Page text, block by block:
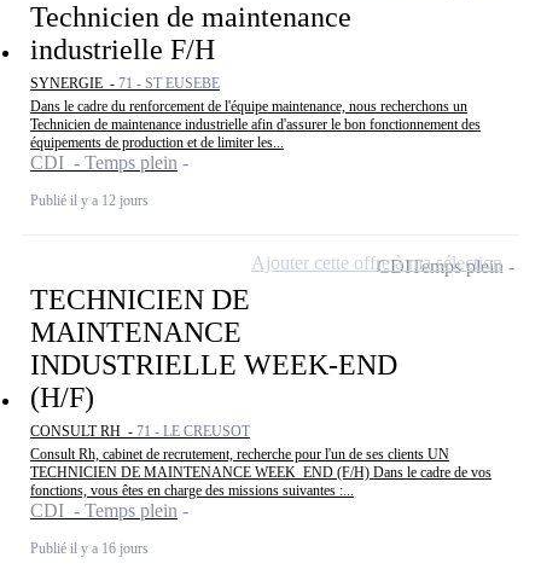
Technicien de maintenance
industrielle F/H
SYNERGIE - 71 - ST EUSEBE
Dans le cadre du renforcement de l'équipe maintenance, nous recherchons un
Technicien de maintenance industrielle afin d'assurer le bon fonctionnement des
équipements de production et de limiter les...
CDI - Temps plein
Publié il y a 12 jours
TECHNICIEN DE
MAINTENANCE
INDUSTRIELLE WEEK-END
(H/F)
CONSULT RH - 71 - LE CREUSOT
Consult Rh, cabinet de recrutement, recherche pour l'un de ses clients UN
TECHNICIEN DE MAINTENANCE WEEK_END (F/H) Dans le cadre de vos
fonctions, vous êtes en charge des missions suivantes :...
CDI - Temps plein
Publié il y a 16 jours
CDITemps plein
Ajouter cette offre à ma sélection